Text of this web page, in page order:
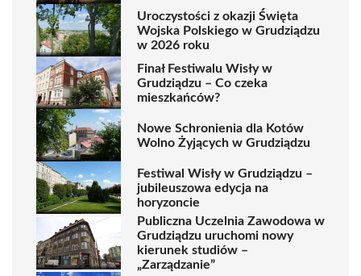
Uroczystości z okazji Święta
Wojska Polskiego w Grudziądzu
w 2026 roku
Finał Festiwalu Wisły w
Grudziądzu – Co czeka
mieszkańców?
Nowe Schronienia dla Kotów
Wolno Żyjących w Grudziądzu
Festiwal Wisły w Grudziądzu –
jubileuszowa edycja na
horyzoncie
Publiczna Uczelnia Zawodowa w
Grudziądzu uruchomi nowy
kierunek studiów –
„Zarządzanie”